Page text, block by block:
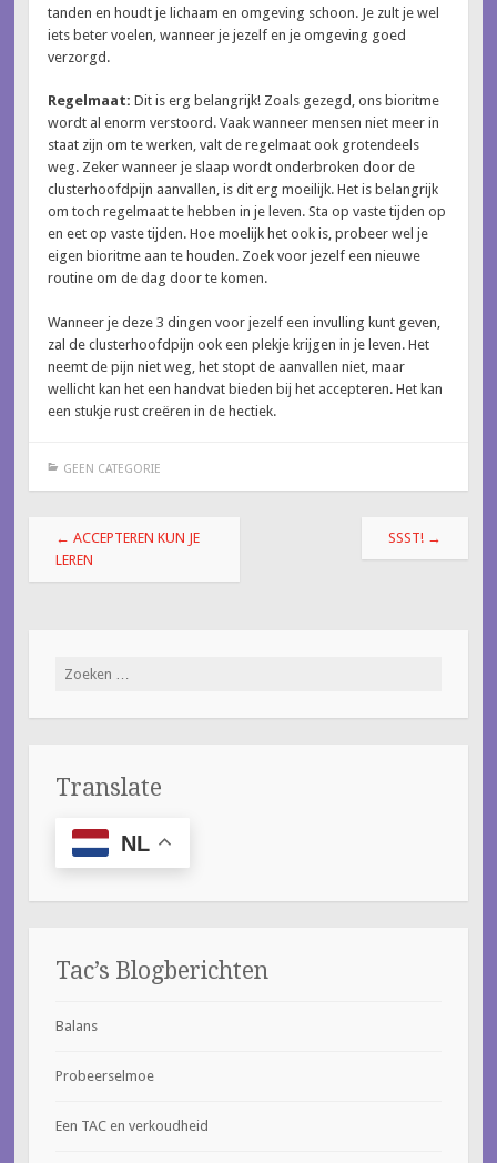
tanden en houdt je lichaam en omgeving schoon. Je zult je wel
iets beter voelen, wanneer je jezelf en je omgeving goed
verzorgd.
Regelmaat: Dit is erg belangrijk! Zoals gezegd, ons bioritme
wordt al enorm verstoord. Vaak wanneer mensen niet meer in
staat zijn om te werken, valt de regelmaat ook grotendeels
weg. Zeker wanneer je slaap wordt onderbroken door de
clusterhoofdpijn aanvallen, is dit erg moeilijk. Het is belangrijk
om toch regelmaat te hebben in je leven. Sta op vaste tijden op
en eet op vaste tijden. Hoe moelijk het ook is, probeer wel je
eigen bioritme aan te houden. Zoek voor jezelf een nieuwe
routine om de dag door te komen.
Wanneer je deze 3 dingen voor jezelf een invulling kunt geven,
zal de clusterhoofdpijn ook een plekje krijgen in je leven. Het
neemt de pijn niet weg, het stopt de aanvallen niet, maar
wellicht kan het een handvat bieden bij het accepteren. Het kan
een stukje rust creëren in de hectiek.
GEEN CATEGORIE
Berichtnavigatie
← ACCEPTEREN KUN JE
LEREN
SSST! →
Zoeken
Translate
NL
Tac’s Blogberichten
Balans
Probeerselmoe
Een TAC en verkoudheid